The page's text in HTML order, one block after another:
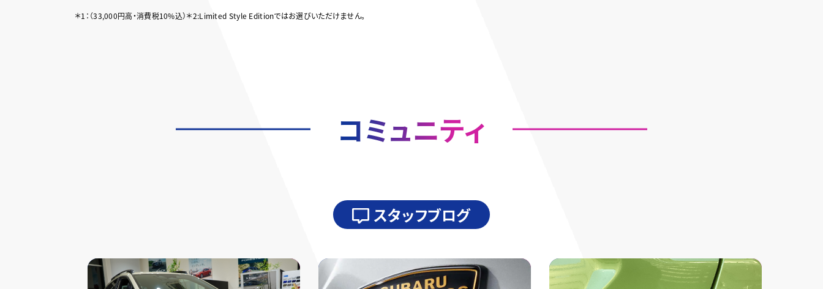
＊1：（33,000円高・消費税10%込）＊2:Limited Style Editionではお選びいただけません。
コミュニティ
スタッフブログ